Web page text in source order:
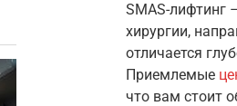
SMAS-лифтинг
хирургии,
отличается
Приемлемые
что вам стоит